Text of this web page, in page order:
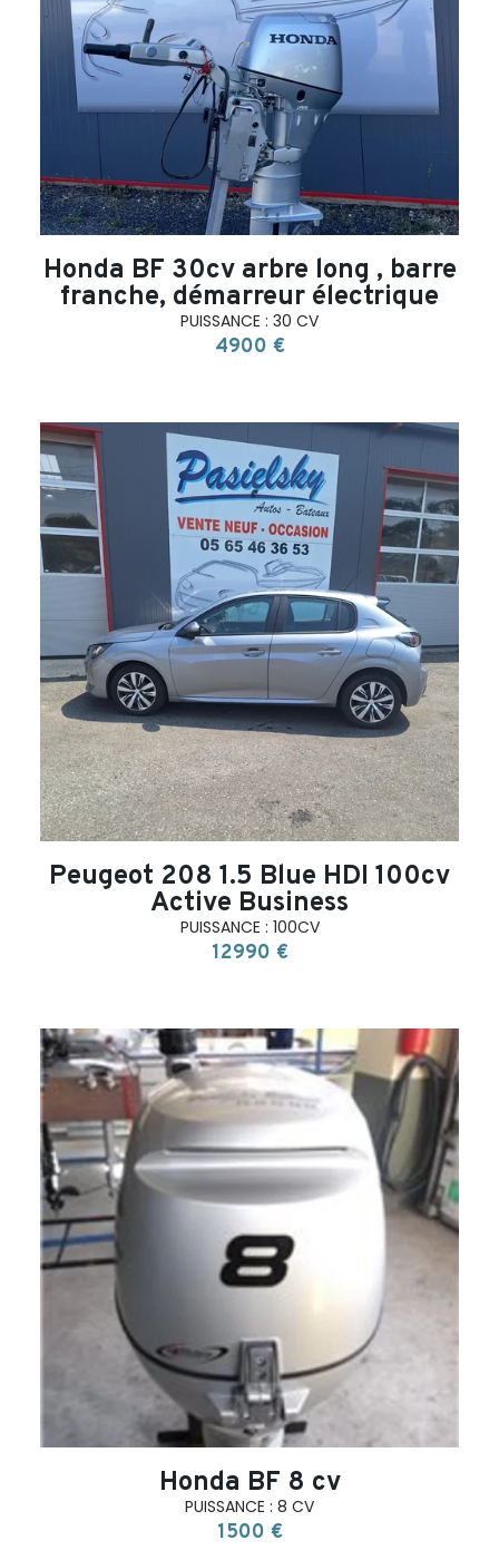
search
Honda BF 30cv arbre long , barre
franche, démarreur électrique
PUISSANCE : 30 CV
4900 €
search
Peugeot 208 1.5 Blue HDI 100cv
Active Business
PUISSANCE : 100CV
12990 €
search
Honda BF 8 cv
PUISSANCE : 8 CV
1500 €